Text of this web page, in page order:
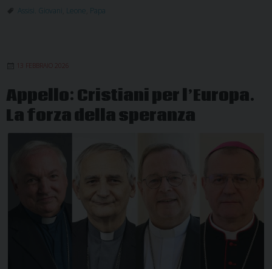
ad
6
Assisi. Giovani Leone Papa
13 FEBBRAIO 2026
Appello: Cristiani per l’Europa.
La forza della speranza